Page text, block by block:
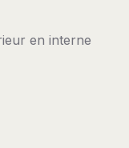
en interne